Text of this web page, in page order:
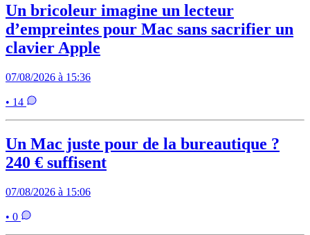
Un bricoleur imagine un lecteur
d’empreintes pour Mac sans sacrifier un
clavier Apple
07/08/2026 à 15:36
• 14
Un Mac juste pour de la bureautique ?
240 € suffisent
07/08/2026 à 15:06
• 0